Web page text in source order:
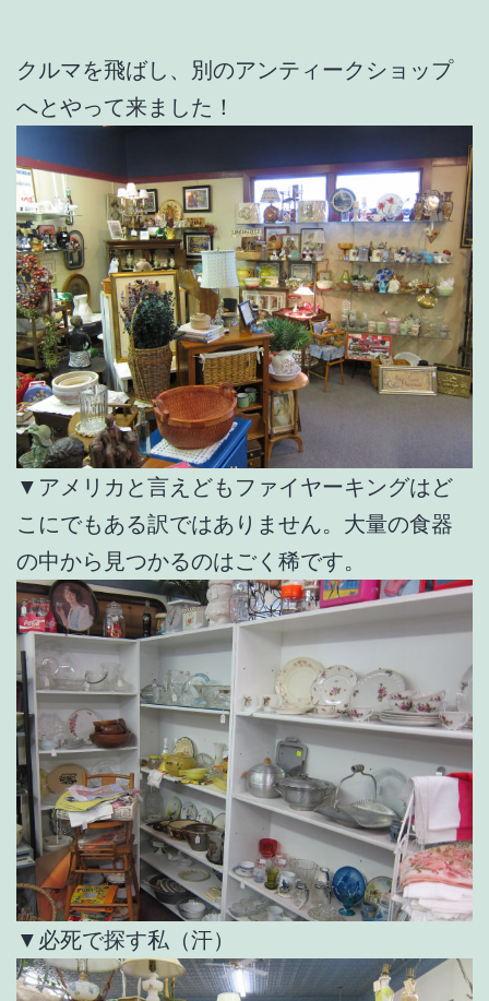
クルマを飛ばし、別のアンティークショップ
へとやって来ました！
▼アメリカと言えどもファイヤーキングはど
こにでもある訳ではありません。大量の食器
の中から見つかるのはごく稀です。
▼必死で探す私（汗）